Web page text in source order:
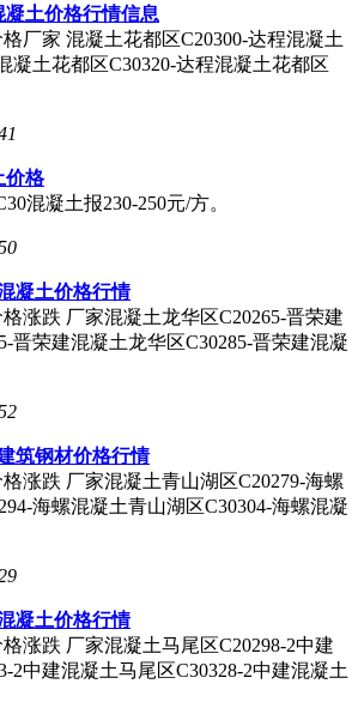
凝土价格行情信息
厂家 混凝土花都区C20300-达程混凝土
凝土花都区C30320-达程混凝土花都区
价格
混凝土报230-250元/方。
凝土价格行情
涨跌 厂家混凝土龙华区C20265-晋荣建
晋荣建混凝土龙华区C30285-晋荣建混凝
筑钢材价格行情
涨跌 厂家混凝土青山湖区C20279-海螺
海螺混凝土青山湖区C30304-海螺混凝
凝土价格行情
涨跌 厂家混凝土马尾区C20298-2中建
2中建混凝土马尾区C30328-2中建混凝土